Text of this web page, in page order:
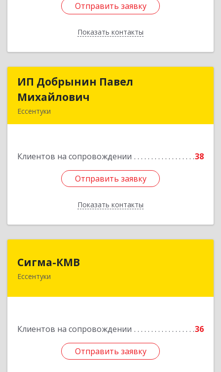
Отправить заявку
Показать контакты
Отправить заявку
Назад
ИП Добрынин Павел
Михайлович
Ессентуки
Клиентов на сопровождении 38
Отправить заявку
Показать контакты
ИП Добрынин Павел
Отправить заявку
Назад
Сигма-КМВ
Ессентуки
Клиентов на сопровождении 36
Отправить заявку
357600, Ставропольский край, Ессентуки г,
Отправить заявку